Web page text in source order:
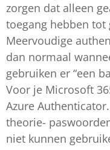
zorgen dat alleen
toegang hebben tot
Meervoudige
dan normaal
gebruiken er “een
Voor je Microsoft
Azure
theorie-
niet kunnen